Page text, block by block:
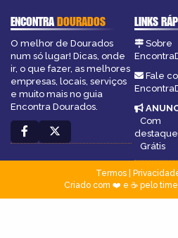
ENCONTRADOURADOS
O melhor de Dourados
num só lugar! Dicas, onde
ir, o que fazer, as melhores
empresas, locais, serviços
e muito mais no guia
Encontra Dourados.
LINKS
Sobre
Fale
Com
destaque
Grátis
Termos|
Criado com ❤️ e ☕ pelo